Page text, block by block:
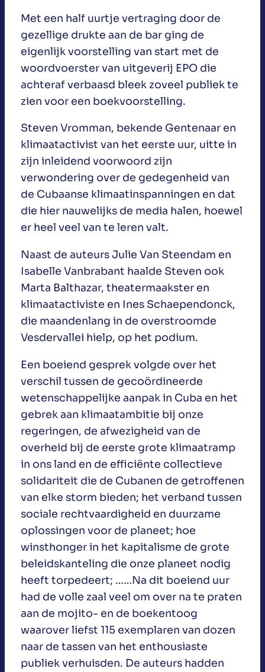
Met een half uurtje vertraging door de
gezellige drukte aan de bar ging de
eigenlijk voorstelling van start met de
woordvoerster van uitgeverij EPO die
achteraf verbaasd bleek zoveel publiek te
zien voor een boekvoorstelling.
Steven Vromman, bekende Gentenaar en
klimaatactivist van het eerste uur, uitte in
zijn inleidend voorwoord zijn
verwondering over de gedegenheid van
de Cubaanse klimaatinspanningen en dat
die hier nauwelijks de media halen, hoewel
er heel veel van te leren valt.
Naast de auteurs Julie Van Steendam en
Isabelle Vanbrabant haalde Steven ook
Marta Balthazar, theatermaakster en
klimaatactiviste en Ines Schaependonck,
die maandenlang in de overstroomde
Vesdervallei hielp, op het podium.
Een boeiend gesprek volgde over het
verschil tussen de gecoördineerde
wetenschappelijke aanpak in Cuba en het
gebrek aan klimaatambitie bij onze
regeringen, de afwezigheid van de
overheid bij de eerste grote klimaatramp
in ons land en de efficiënte collectieve
solidariteit die de Cubanen de getroffenen
van elke storm bieden; het verband tussen
sociale rechtvaardigheid en duurzame
oplossingen voor de planeet; hoe
winsthonger in het kapitalisme de grote
beleidskanteling die onze planeet nodig
heeft torpedeert; ……Na dit boeiend uur
had de volle zaal veel om over na te praten
aan de mojito- en de boekentoog
waarover liefst 115 exemplaren van dozen
naar de tassen van het enthousiaste
publiek verhuisden. De auteurs hadden